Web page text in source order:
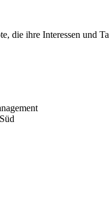
die ihre Interessen und